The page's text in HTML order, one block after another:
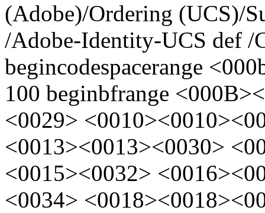
(Adobe)/Ordering (UCS)/
/Adobe-Identity-UCS def /
begincodespacerange
100 beginbfrange
<0029>
<0013><0013><0030>
<0015><0032>
<0034>